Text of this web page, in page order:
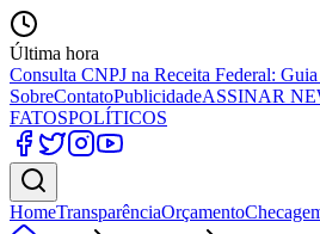
Última hora
Consulta CNPJ na Receita Federal:
SobreContatoPublicidadeASSINAR
FATOSPOLÍTICOS
HomeTransparênciaOrçamento